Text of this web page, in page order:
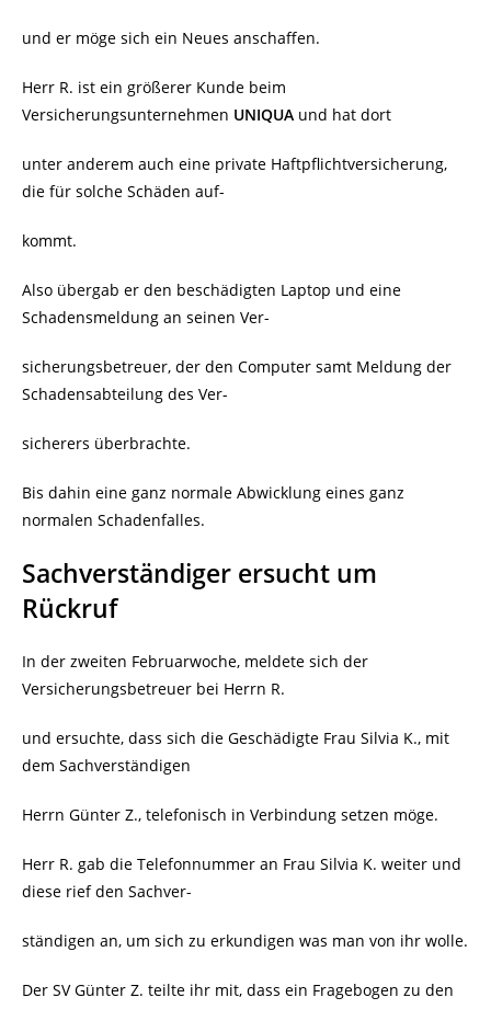
und er möge sich ein Neues anschaffen.
Herr R. ist ein größerer Kunde beim
Versicherungsunternehmen UNIQUA und hat dort
unter anderem auch eine private Haftpflichtversicherung,
die für solche Schäden auf-
kommt.
Also übergab er den beschädigten Laptop und eine
Schadensmeldung an seinen Ver-
sicherungsbetreuer, der den Computer samt Meldung der
Schadensabteilung des Ver-
sicherers überbrachte.
Bis dahin eine ganz normale Abwicklung eines ganz
normalen Schadenfalles.
Sachverständiger ersucht um
Rückruf
In der zweiten Februarwoche, meldete sich der
Versicherungsbetreuer bei Herrn R.
und ersuchte, dass sich die Geschädigte Frau Silvia K., mit
dem Sachverständigen
Herrn Günter Z., telefonisch in Verbindung setzen möge.
Herr R. gab die Telefonnummer an Frau Silvia K. weiter und
diese rief den Sachver-
ständigen an, um sich zu erkundigen was man von ihr wolle.
Der SV Günter Z. teilte ihr mit, dass ein Fragebogen zu den